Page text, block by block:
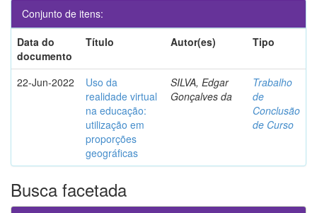
Conjunto de itens:
Data do
documento
Título Autor(es) Tipo
22-Jun-2022
Uso da
realidade virtual
na educação:
utilização em
proporções
geográficas
SILVA, Edgar
Gonçalves da
Trabalho
de
Conclusão
de Curso
Busca facetada